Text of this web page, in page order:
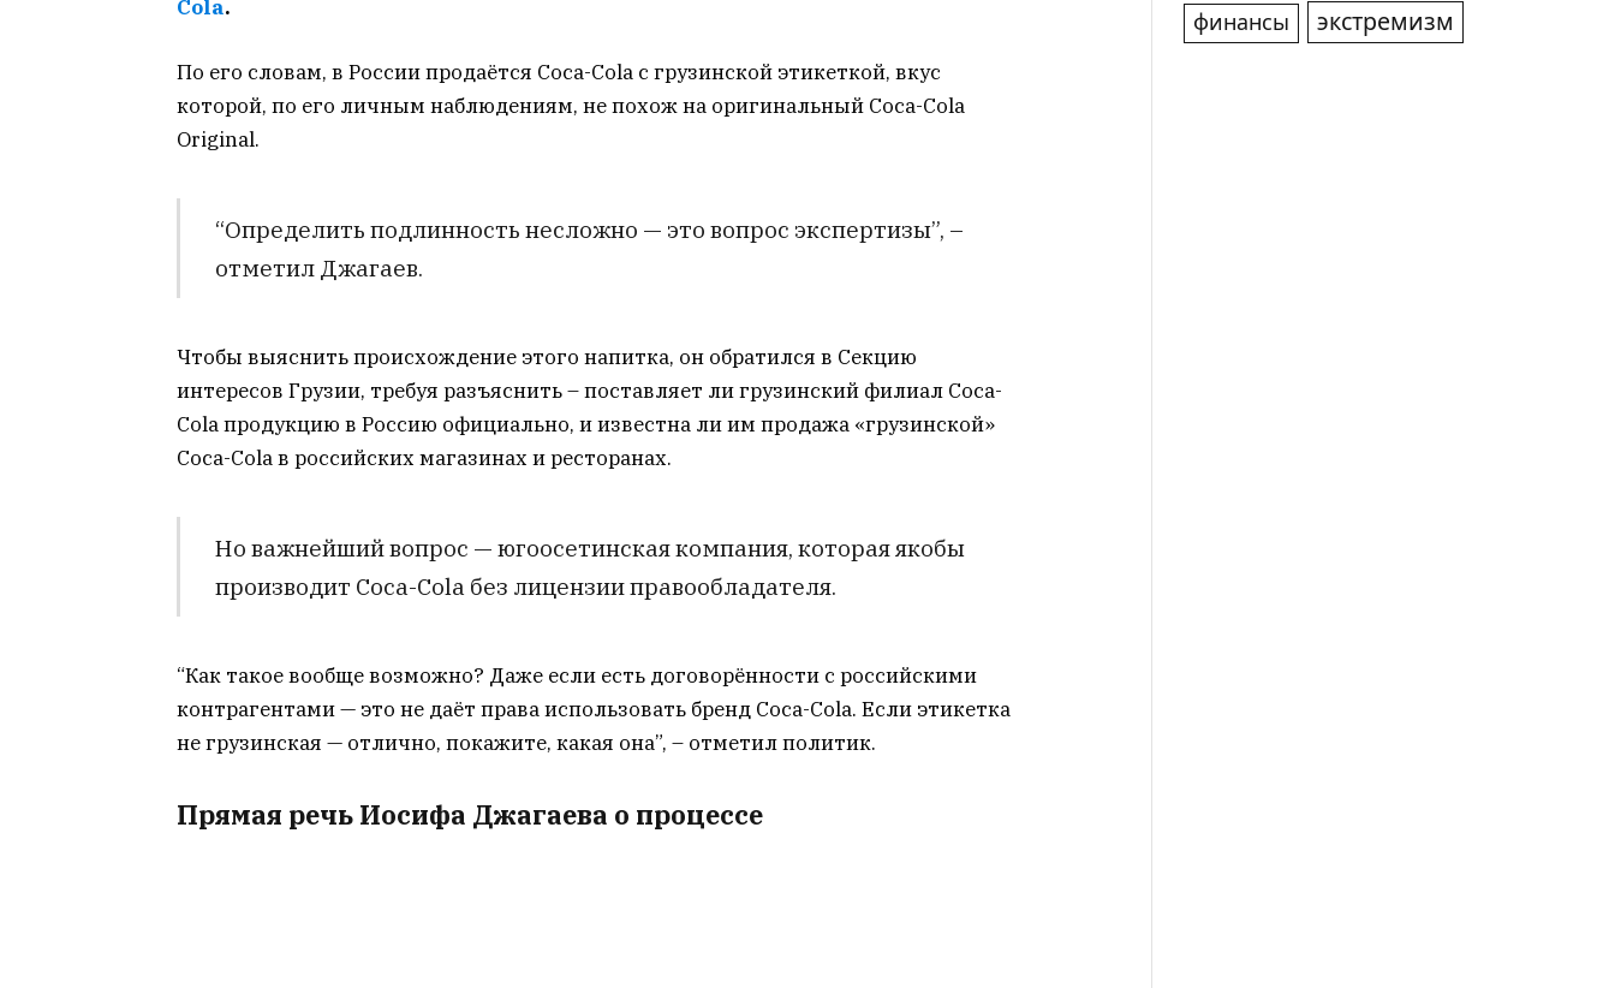
Cola.
По его словам, в России продаётся Coca-Cola с грузинской этикеткой, вкус
которой, по его личным наблюдениям, не похож на оригинальный Coca-Cola
Original.
“Определить подлинность несложно — это вопрос экспертизы”, –
отметил Джагаев.
Чтобы выяснить происхождение этого напитка, он обратился в Секцию
интересов Грузии, требуя разъяснить – поставляет ли грузинский филиал Coca-
Cola продукцию в Россию официально, и известна ли им продажа «грузинской»
Coca-Cola в российских магазинах и ресторанах.
Но важнейший вопрос — югоосетинская компания, которая якобы
производит Coca-Cola без лицензии правообладателя.
“Как такое вообще возможно? Даже если есть договорённости с российскими
контрагентами — это не даёт права использовать бренд Coca-Cola. Если этикетка
не грузинская — отлично, покажите, какая она”, – отметил политик.
Прямая речь Иосифа Джагаева о процессе
финансы экстремизм